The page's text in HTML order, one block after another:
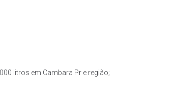
litros em Cambara Pr e região;